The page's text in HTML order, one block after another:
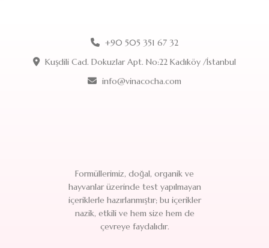
+90 505 351 67 32
Kuşdili Cad. Dokuzlar Apt. No:22 Kadıköy /İstanbul
info@vinacocha.com
Formüllerimiz, doğal, organik ve
hayvanlar üzerinde test yapılmayan
içeriklerle hazırlanmıştır; bu içerikler
nazik, etkili ve hem size hem de
çevreye faydalıdır.